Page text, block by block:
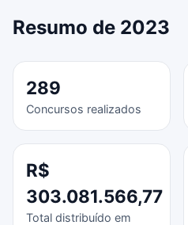
Resumo de 2023
289
Concursos realizados
R$
303.081.566,77
Total distribuído em